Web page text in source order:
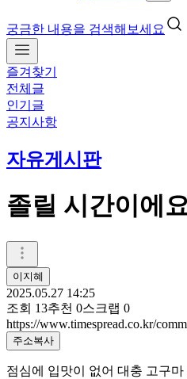
궁금한 내용을 검색해보세요
즐겨찾기
전체글
인기글
공지사항
자유게시판
졸릴 시간이에
이지혜
2025.05.27 14:25
조회 13추천 0스크랩 0
https://www.timespread.co.kr/
주소복사
점심에 입맛이 없어 대충 고구